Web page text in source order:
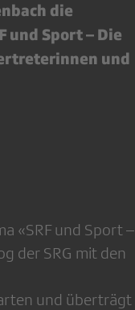
die
und Sport – Die
und
«SRF und Sport –
der SRG mit den
und überträgt